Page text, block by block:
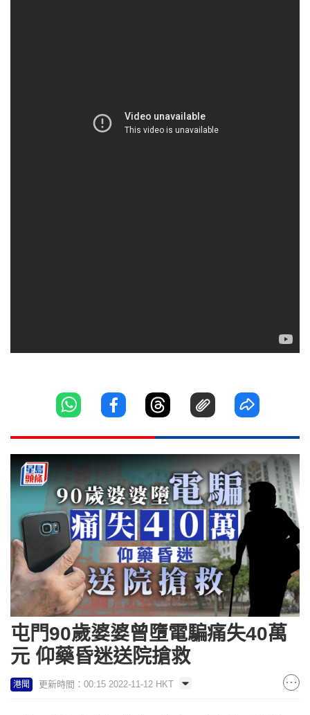
屯門90歲婆婆曾墮電騙痛失40萬
元 仰藥昏迷送院搶救
港聞 更新時間：00:15 2022-11-12 HKT